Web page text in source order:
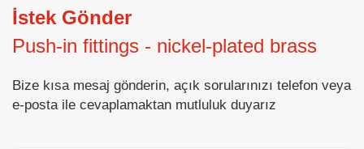
İstek Gönder
Push-in fittings - nickel-plated brass
Bize kısa mesaj gönderin, açık sorularınızı telefon veya
e-posta ile cevaplamaktan mutluluk duyarız